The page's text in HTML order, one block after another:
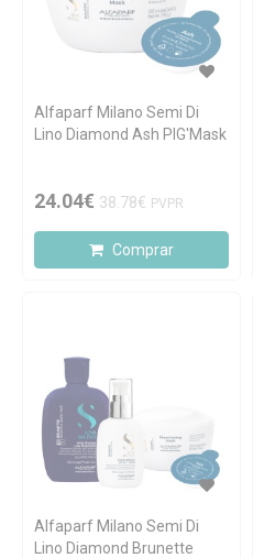
Alfaparf Milano Semi Di
Lino Diamond Ash PIG'Mask
24.04€ 38.78€ PVPR
Comprar
Alfaparf Milano Semi Di
Lino Diamond Brunette